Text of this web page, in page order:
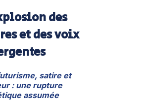
des
et des voix
satire et
: une rupture
assumée